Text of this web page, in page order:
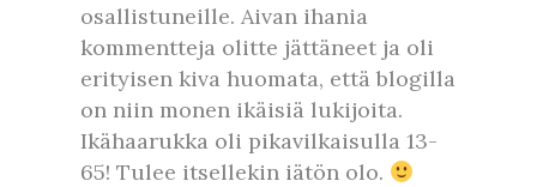
osallistuneille. Aivan ihania
kommentteja olitte jättäneet ja oli
erityisen kiva huomata, että blogilla
on niin monen ikäisiä lukijoita.
Ikähaarukka oli pikavilkaisulla 13-
65! Tulee itsellekin iätön olo.